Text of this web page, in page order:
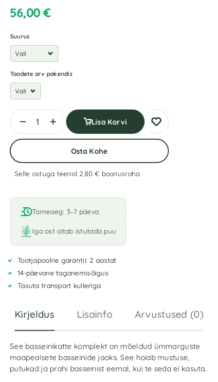
56,00€
Suurus
Toodete arv pakendis
Lisa Korvi
Osta Kohe
Selle ostuga teenid 2,80 € boonusraha
l
t
e
r
n
t
i
Tarneaeg: 3–7 päeva
Iga ost aitab istutada puu
Tootjapoolne garantii: 2 aastat
14-päevane taganemisõigus
Tasuta transport kulleriga
Kirjeldus Lisainfo Arvustused (0)
See basseinikatte komplekt on mõeldud ümmarguste
maapealsete basseinide jaoks. See hoiab mustuse,
putukad ja prahi basseinist eemal, kui te seda ei kasuta.